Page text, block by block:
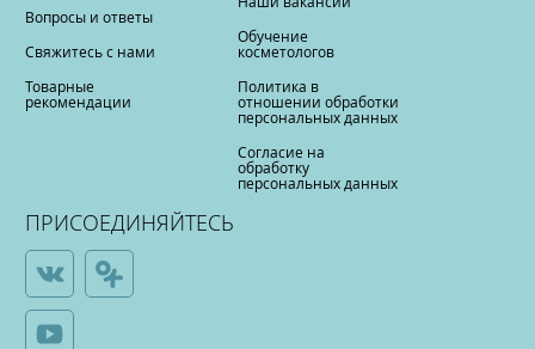
Вопросы и ответы
Свяжитесь с нами
Товарные
рекомендации
Обучение
косметологов
Политика в
отношении обработки
персональных данных
Согласие на
обработку
персональных данных
ПРИСОЕДИНЯЙТЕСЬ